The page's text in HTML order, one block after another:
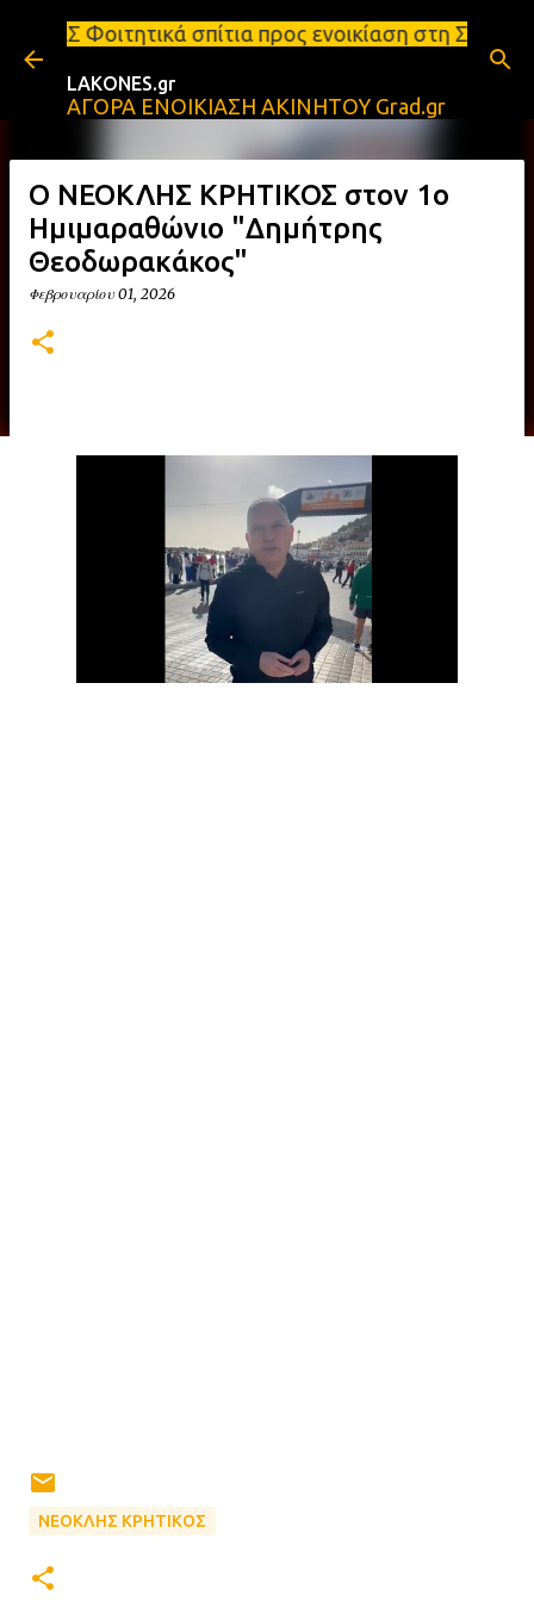
Μετάβαση στο κύριο περιεχόμενο
σπίτια προς ενοικίαση στη Σπάρτη Ενοικιάσεις
LAKONES.gr
ΑΓΟΡΑ ΕΝΟΙΚΙΑΣΗ ΑΚΙΝΗΤΟΥ Grad.gr
Ο ΝΕΟΚΛΗΣ ΚΡΗΤΙΚΟΣ στον 1ο
Ημιμαραθώνιο "Δημήτρης
Θεοδωρακάκος"
Φεβρουαρίου 01, 2026
ΝΕΟΚΛΗΣ ΚΡΗΤΙΚΟΣ